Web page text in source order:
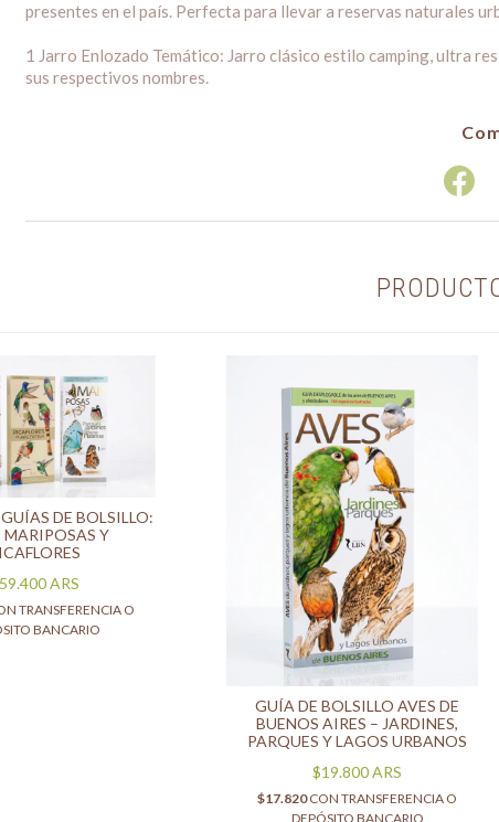
presentes en el país. Perfecta para llevar a reservas naturales
1 Jarro Enlozado Temático: Jarro clásico estilo camping, ultra
sus respectivos nombres.
DE BOLSILLO:
MARIPOSAS Y
ARS
TRANSFERENCIA O
BANCARIO
GUÍA DE BOLSILLO AVES DE
BUENOS AIRES – JARDINES,
PARQUES Y LAGOS URBANOS
$19.800ARS
$17.820CON TRANSFERENCIA O
DEPÓSITO BANCARIO